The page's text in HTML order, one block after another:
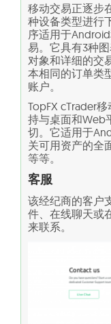
移动交易正逐步
种设备类型进行
序适用于
易。它具有3种
对象和详细的交
本相同的订单类
账户。
TopFX cTrader
持与桌面和Web
切。它适用于
关可用资产的全
等等。
客服
该经纪商的客户
件、在线聊天或
来联系。